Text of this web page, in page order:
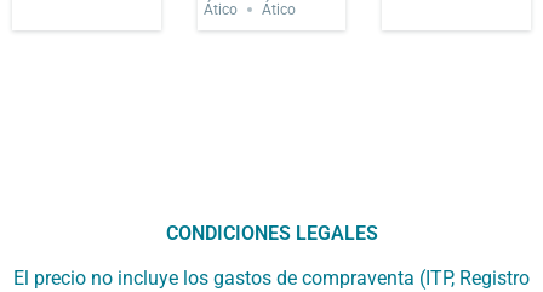
Ático
Ático
CONDICIONES LEGALES
El precio no incluye los gastos de compraventa (ITP, Registro